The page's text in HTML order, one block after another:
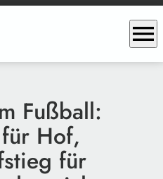
menu
Fußball:
Hof,
für